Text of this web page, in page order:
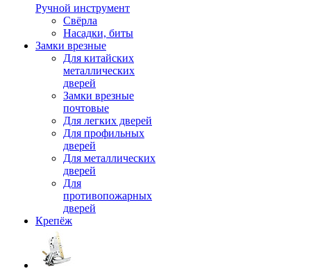
Ручной инструмент
Свёрла
Насадки, биты
Замки врезные
Для китайских
металлических
дверей
Замки врезные
почтовые
Для легких дверей
Для профильных
дверей
Для металлических
дверей
Для
противопожарных
дверей
Крепёж